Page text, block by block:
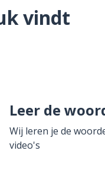
vindt
Leer de
Wij leren je de
video's